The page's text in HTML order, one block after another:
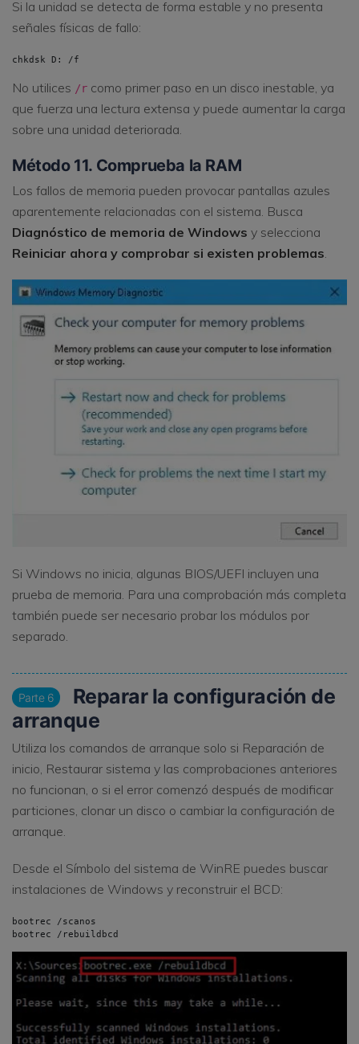
Si la unidad se detecta de forma estable y no presenta
señales físicas de fallo:
chkdsk D: /f
No utilices /r como primer paso en un disco inestable, ya
que fuerza una lectura extensa y puede aumentar la carga
sobre una unidad deteriorada.
Método 11. Comprueba la RAM
Los fallos de memoria pueden provocar pantallas azules
aparentemente relacionadas con el sistema. Busca
Diagnóstico de memoria de Windows y selecciona
Reiniciar ahora y comprobar si existen problemas.
Si Windows no inicia, algunas BIOS/UEFI incluyen una
prueba de memoria. Para una comprobación más completa
también puede ser necesario probar los módulos por
separado.
Parte 6
Reparar la configuración de
arranque
Utiliza los comandos de arranque solo si Reparación de
inicio, Restaurar sistema y las comprobaciones anteriores
no funcionan, o si el error comenzó después de modificar
particiones, clonar un disco o cambiar la configuración de
arranque.
Desde el Símbolo del sistema de WinRE puedes buscar
instalaciones de Windows y reconstruir el BCD:
bootrec /scanos
bootrec /rebuildbcd